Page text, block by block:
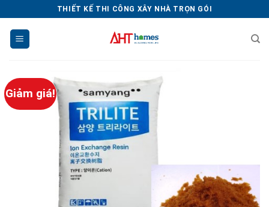
dung
THIẾT KẾ THI CÔNG XÂY NHÀ TRỌN GÓI
Giảm giá!